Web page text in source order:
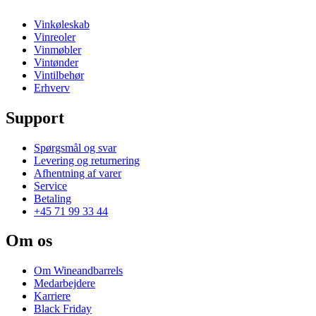
Vinkøleskab
Vinreoler
Vinmøbler
Vintønder
Vintilbehør
Erhverv
Support
Spørgsmål og svar
Levering og returnering
Afhentning af varer
Service
Betaling
+45 71 99 33 44
Om os
Om Wineandbarrels
Medarbejdere
Karriere
Black Friday